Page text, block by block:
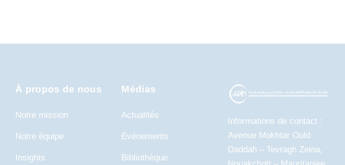
À propos de nous
Notre mission
Notre équipe
Insights
Médias
Actualités
Événements
Bibliothèque
Informations de contact :
Avenue Mokhtar Ould
Daddah – Tevragh Zeina,